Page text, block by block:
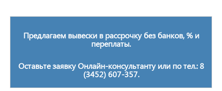
Предлагаем вывески в рассрочку без банков, % и
переплаты.
Оставьте заявку Онлайн-консультанту или по тел.: 8
(3452) 607-357.